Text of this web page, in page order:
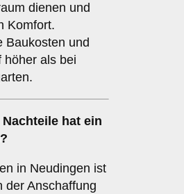
dienen und
Komfort.
Baukosten und
höher als bei
hat ein
?
in Neudingen ist
der Anschaffung